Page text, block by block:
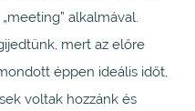
alkalmával.
mert az előre
éppen ideális időt,
voltak hozzánk és